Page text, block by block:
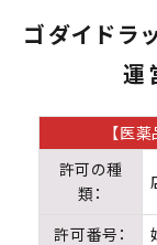
tune
ゴダイド
運
【医
許可の種
類：
許可番号：